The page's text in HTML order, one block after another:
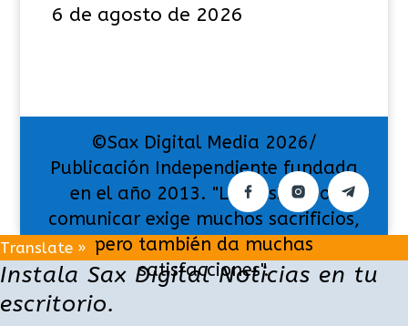
6 de agosto de 2026
©Sax Digital Media 2026/
Publicación Independiente fundada
en el año 2013. "La pasión por
comunicar exige muchos sacrificios,
pero también da muchas
satisfacciones".
Translate »
Instala Sax Digital Noticias en tu
escritorio.